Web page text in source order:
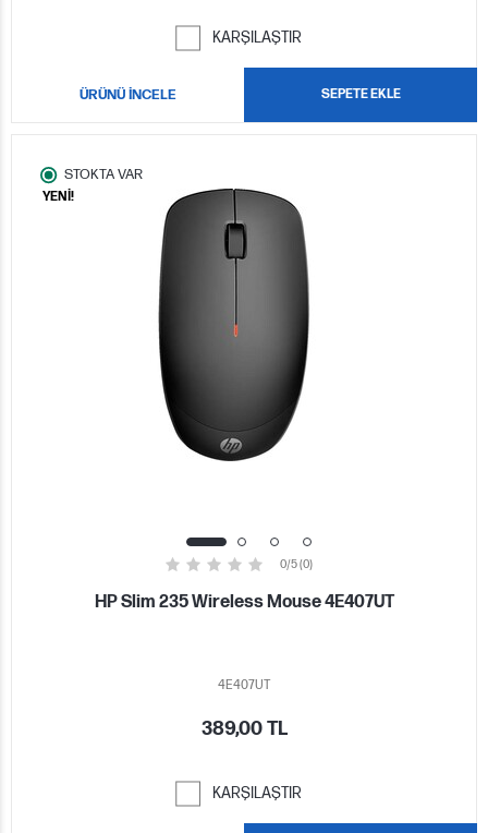
KARŞILAŞTIR
ÜRÜNÜ İNCELE SEPETE EKLE
STOKTA VAR
YENİ!
0/5 (0)
HP Slim 235 Wireless Mouse 4E407UT
4E407UT
389,00 TL
KARŞILAŞTIR